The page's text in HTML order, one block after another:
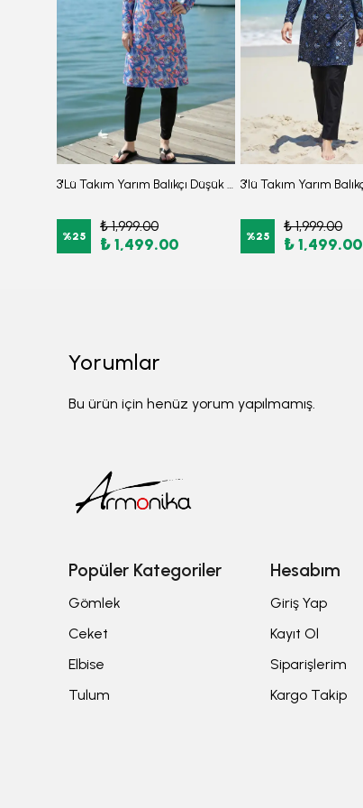
3'Lü Takım Yarım Balıkçı Düşük Omuz Yarasakol Likralı Kumaş Burkini Tesettür Mayo D48
%25
₺ 1,999.00
₺ 1,499.00 %25
₺ 1,999.00
₺ 1,499.00
Yorumlar
Bu ürün için henüz yorum yapılmamış.
Popüler Kategoriler
Gömlek
Ceket
Elbise
Tulum
Hesabım
Giriş Yap
Kayıt Ol
Siparişlerim
Kargo Takip